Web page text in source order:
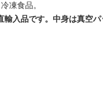
凍食品。
輸入品です。中身は真空